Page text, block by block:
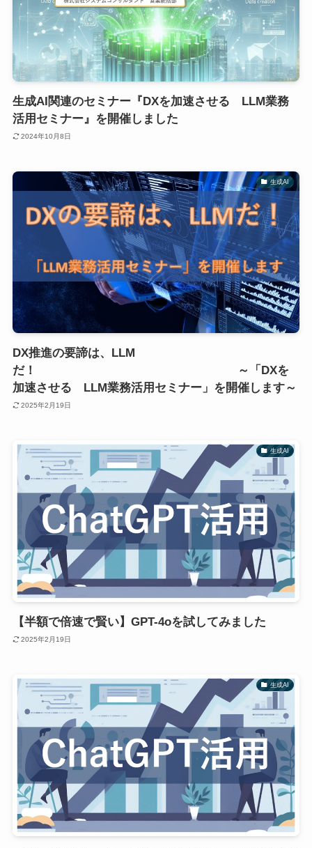
生成AI関連のセミナー『DXを加速させる LLM業務
活用セミナー』を開催しました
2024年10月8日
生成AI
DX推進の要諦は、LLM
だ！ ～「DXを
加速させる LLM業務活用セミナー」を開催します～
2025年2月19日
生成AI
【半額で倍速で賢い】GPT-4oを試してみました
2025年2月19日
生成AI